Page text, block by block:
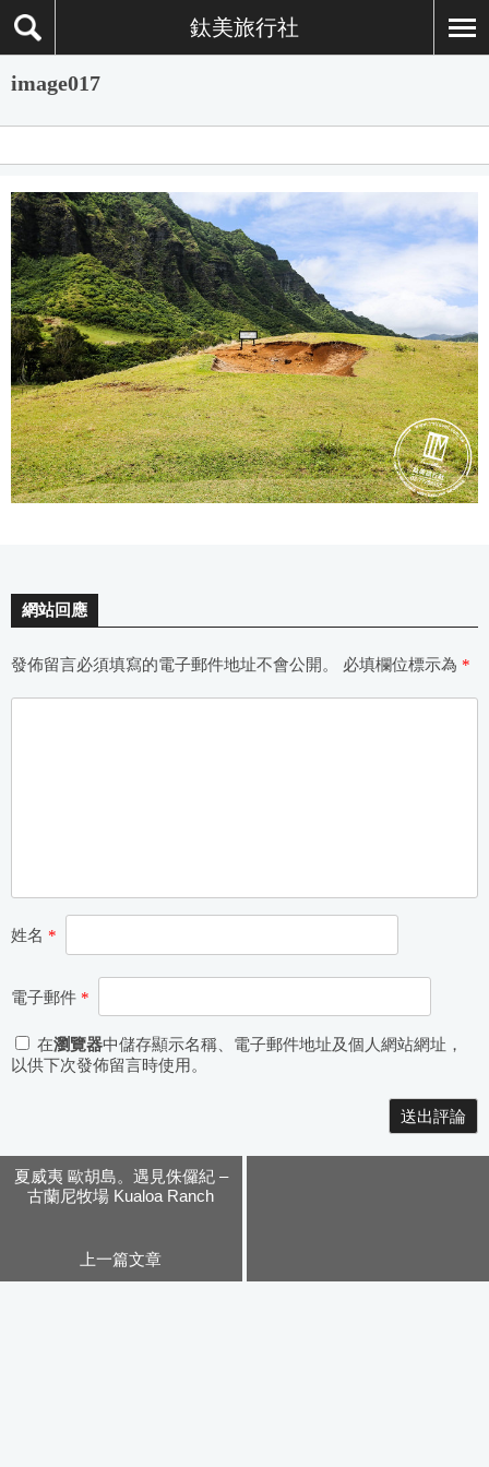
鈦美旅行社
image017
網站回應
發佈留言必須填寫的電子郵件地址不會公開。 必填欄位標示為 *
姓名 *
電子郵件 *
在瀏覽器中儲存顯示名稱、電子郵件地址及個人網站網址，
以供下次發佈留言時使用。
夏威夷 歐胡島。遇見侏儸紀 –
古蘭尼牧場 Kualoa Ranch
上一篇文章